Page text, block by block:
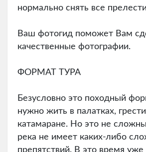
нормально снять все
Ваш фотогид поможет Вам
качественные фотографии.
ФОРМАТ ТУРА
Безусловно это походный
нужно жить в палатках,
катамаране. Но это не
река не имеет каких-либо
препятствий. В это время